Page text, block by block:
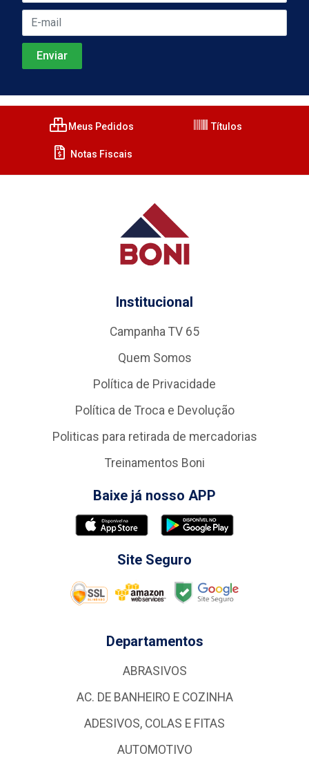
Meus Pedidos Títulos
Notas Fiscais
Institucional
Campanha TV 65
Quem Somos
Política de Privacidade
Política de Troca e Devolução
Politicas para retirada de mercadorias
Treinamentos Boni
Baixe já nosso APP
Site Seguro
Departamentos
ABRASIVOS
AC. DE BANHEIRO E COZINHA
ADESIVOS, COLAS E FITAS
AUTOMOTIVO